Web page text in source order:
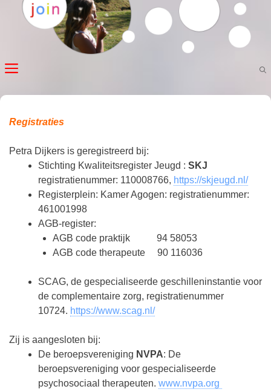
MENU
Registraties
Petra Dijkers is geregistreerd bij:
Stichting Kwaliteitsregister Jeugd : SKJ
registratienummer: 110008766, https://skjeugd.nl/
Registerplein: Kamer Agogen: registratienummer:
461001998
AGB-register:
AGB code praktijk 94 58053
AGB code therapeute 90 116036
SCAG, de gespecialiseerde geschilleninstantie voor
de complementaire zorg, registratienummer
10724. https://www.scag.nl/
Zij is aangesloten bij:
De beroepsvereniging NVPA: De
beroepsvereniging voor gespecialiseerde
psychosociaal therapeuten. www.nvpa.org